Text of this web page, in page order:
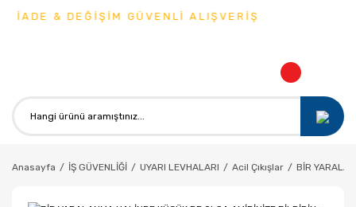
İADE & DEĞİŞİM GÜVENLİ ALIŞVERİŞ
Anasayfa İŞ GÜVENLİĞİ UYARI LEVHALARI Acil Çıkışlar BİR